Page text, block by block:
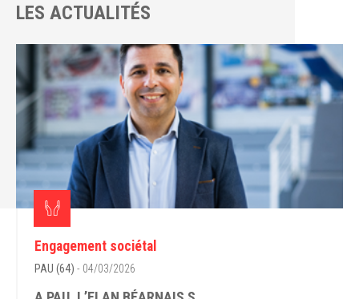
LES ACTUALITÉS
Engagement sociétal
PAU (64) - 04/03/2026